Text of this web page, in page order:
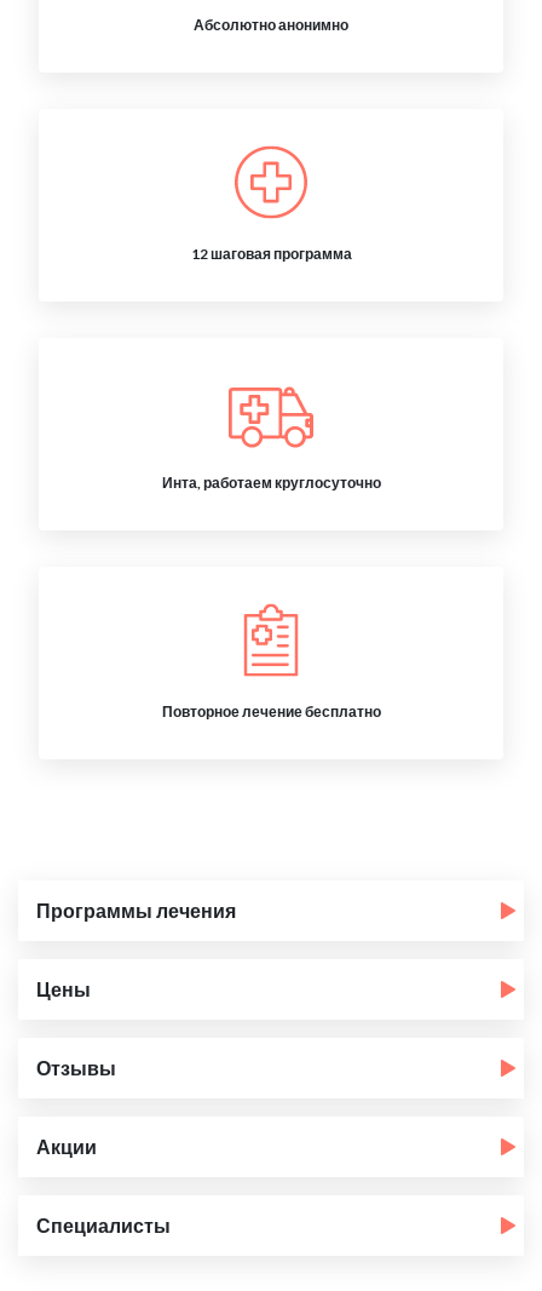
Абсолютно анонимно
12 шаговая программа
Инта, работаем круглосуточно
Повторное лечение бесплатно
Программы лечения
Цены
Отзывы
Акции
Специалисты